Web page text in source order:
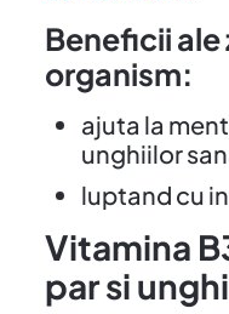
Beneficii ale
organism:
ajuta la
unghiilor
luptand cu
Vitamina
par si